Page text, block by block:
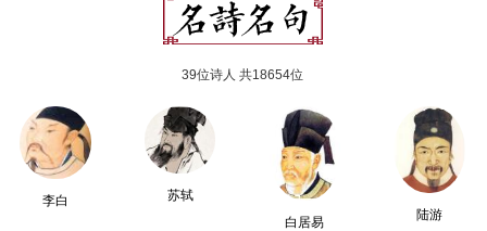
39位诗人 共18654位
李白
苏轼
白居易
陆游